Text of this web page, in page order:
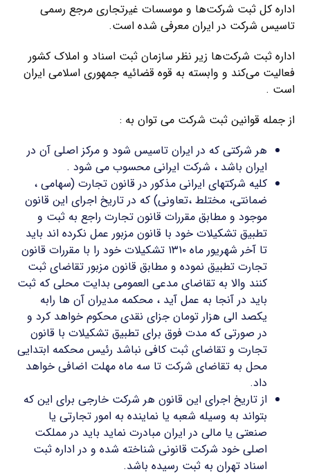
اداره کل ثبت شرکت‌ها و موسسات غیرتجاری مرجع رسمی
تاسیس شرکت در ایران معرفی شده است.
اداره ثبت شرکت‌ها زیر نظر سازمان ثبت اسناد و املاک کشور
فعالیت می‌کند و وابسته به قوه قضائیه جمهوری اسلامی ایران
است .
از جمله قوانین ثبت شرکت می توان به :
هر شرکتی که در ایران تاسیس شود و مرکز اصلی آن در
ایران باشد ، شرکت ایرانی محسوب می شود .
کلیه شرکتهای ایرانی مذکور در قانون تجارت (سهامی ،
ضمانتی، مختلط ،تعاونی) که در تاریخ اجرای این قانون
موجود و مطابق مقررات قانون تجارت راجع به ثبت و
تطبیق تشکیلات خود با قانون مزبور عمل نکرده اند باید
تا آخر شهریور ماه ۱۳۱۰ تشکیلات خود را با مقررات قانون
تجارت تطبیق نموده و مطابق قانون مزبور تقاضای ثبت
کنند والا به تقاضای مدعی العمومی بدایت محلی که ثبت
باید در آنجا به عمل آید ، محکمه مدیران آن ها رابه
یکصد الی هزار تومان جزای نقدی محکوم خواهد کرد و
در صورتی که مدت فوق برای تطبیق تشکیلات با قانون
تجارت و تقاضای ثبت کافی نباشد رئیس محکمه ابتدایی
محل به تقاضای شرکت تا سه ماه مهلت اضافی خواهد
داد.
از تاریخ اجرای این قانون هر شرکت خارجی برای این که
بتواند به وسیله شعبه یا نماینده به امور تجارتی یا
صنعتی یا مالی در ایران مبادرت نماید باید در مملکت
اصلی خود شرکت قانونی شناخته شده و در اداره ثبت
اسناد تهران به ثبت رسیده باشد.